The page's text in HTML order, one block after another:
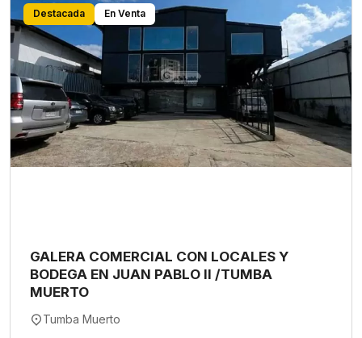
Destacada En Venta
GALERA COMERCIAL CON LOCALES Y
BODEGA EN JUAN PABLO II /TUMBA
MUERTO
Tumba Muerto